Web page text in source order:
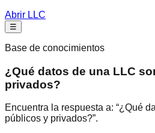
Abrir LLC
☰
Base de conocimientos
¿Qué datos de una LLC
privados?
Encuentra la respuesta a: “¿Qué
públicos y privados?”.